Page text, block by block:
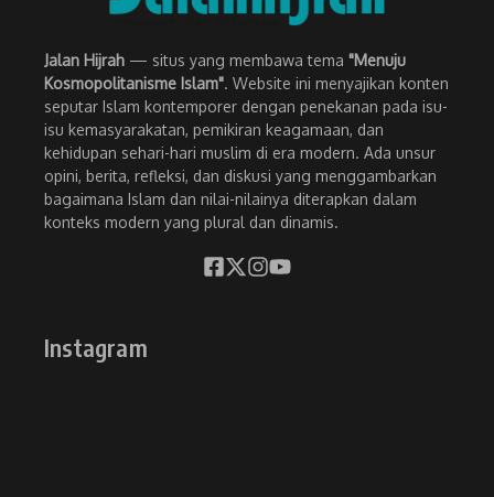
Jalan Hijrah — situs yang membawa tema "Menuju
Kosmopolitanisme Islam". Website ini menyajikan konten
seputar Islam kontemporer dengan penekanan pada isu-
isu kemasyarakatan, pemikiran keagamaan, dan
kehidupan sehari-hari muslim di era modern. Ada unsur
opini, berita, refleksi, dan diskusi yang menggambarkan
bagaimana Islam dan nilai-nilainya diterapkan dalam
konteks modern yang plural dan dinamis.
Instagram